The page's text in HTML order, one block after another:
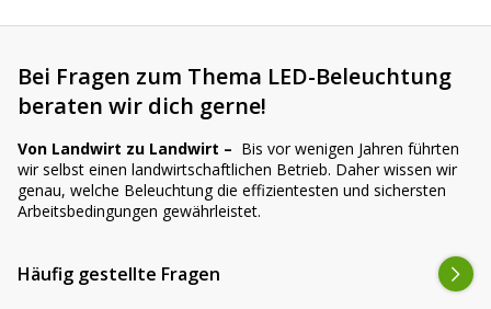
Bei Fragen zum Thema LED-Beleuchtung
beraten wir dich gerne!
Von Landwirt zu Landwirt – Bis vor wenigen Jahren führten
wir selbst einen landwirtschaftlichen Betrieb. Daher wissen wir
genau, welche Beleuchtung die effizientesten und sichersten
Arbeitsbedingungen gewährleistet.
Häufig gestellte Fragen